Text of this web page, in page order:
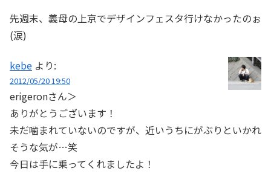
先週末、義母の上京でデザインフェスタ行けなかったのぉ
(涙)
kebe より:
2012/05/20 19:50
erigeronさん＞
ありがとうございます！
未だ噛まれていないのですが、近いうちにがぶりといかれ
そうな気が…笑
今日は手に乗ってくれましたよ！